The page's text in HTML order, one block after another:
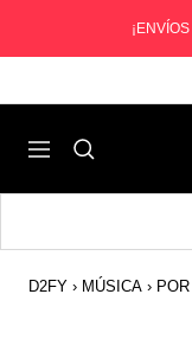
Navegación
D2FY › MÚSICA ›